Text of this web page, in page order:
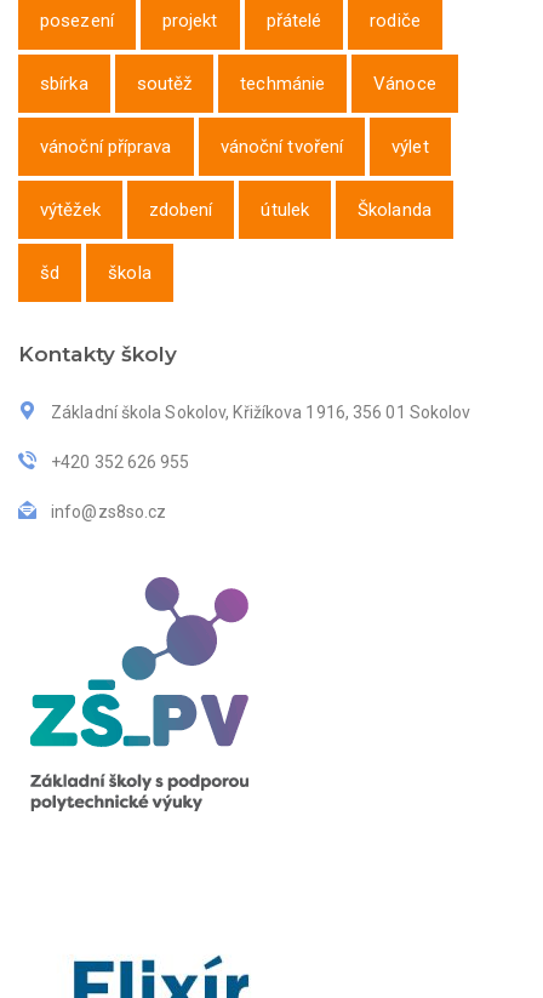
posezení projekt přátelé rodiče
sbírka soutěž techmánie Vánoce
vánoční příprava vánoční tvoření výlet
výtěžek zdobení útulek Školanda
šd škola
Kontakty školy
Základní škola Sokolov, Křižíkova 1916, 356 01 Sokolov
+420 352 626 955
info@zs8so.cz